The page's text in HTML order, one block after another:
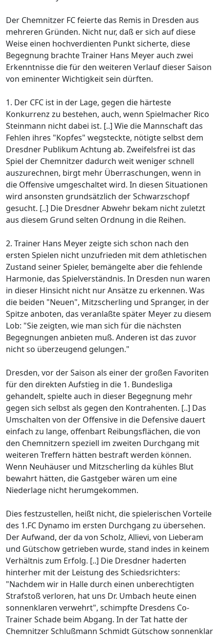
Der Chemnitzer FC feierte das Remis in Dresden aus
mehreren Gründen. Nicht nur, daß er sich auf diese
Weise einen hochverdienten Punkt sicherte, diese
Begegnung brachte Trainer Hans Meyer auch zwei
Erkenntnisse die für den weiteren Verlauf dieser Saison
von eminenter Wichtigkeit sein dürften.
1. Der CFC ist in der Lage, gegen die härteste
Konkurrenz zu bestehen, auch, wenn Spielmacher Rico
Steinmann nicht dabei ist. [..] Wie die Mannschaft das
Fehlen ihres "Kopfes" wegsteckte, nötigte selbst dem
Dresdner Publikum Achtung ab. Zweifelsfrei ist das
Spiel der Chemnitzer dadurch weit weniger schnell
auszurechnen, birgt mehr Überraschungen, wenn in
die Offensive umgeschaltet wird. In diesen Situationen
wird ansonsten grundsätzlich der Schwarzschopf
gesucht. [..] Die Dresdner Abwehr bekam nicht zuletzt
aus diesem Grund selten Ordnung in die Reihen.
2. Trainer Hans Meyer zeigte sich schon nach den
ersten Spielen nicht unzufrieden mit dem athletischen
Zustand seiner Spieler, bemängelte aber die fehlende
Harmonie, das Spielverständnis. In Dresden nun waren
in dieser Hinsicht nicht nur Ansätze zu erkennen. Was
die beiden "Neuen", Mitzscherling und Spranger, in der
Spitze anboten, das veranlaßte später Meyer zu diesem
Lob: "Sie zeigten, wie man sich für die nächsten
Begegnungen anbieten muß. Anderen ist das zuvor
nicht so überzeugend gelungen."
Dresden, vor der Saison als einer der großen Favoriten
für den direkten Aufstieg in die 1. Bundesliga
gehandelt, spielte auch in dieser Begegnung mehr
gegen sich selbst als gegen den Kontrahenten. [..] Das
Umschalten von der Offensive in die Defensive dauert
einfach zu lange, offenbart Reibungsflächen, die von
den Chemnitzern speziell im zweiten Durchgang mit
weiteren Treffern hätten bestraft werden können.
Wenn Neuhäuser und Mitzscherling da kühles Blut
bewahrt hätten, die Gastgeber wären um eine
Niederlage nicht herumgekommen.
Dies festzustellen, heißt nicht, die spielerischen Vorteile
des 1.FC Dynamo im ersten Durchgang zu übersehen.
Der Aufwand, der da von Scholz, Allievi, von Lieberam
und Gütschow getrieben wurde, stand indes in keinem
Verhältnis zum Erfolg. [..] Die Dresdner haderten
hinterher mit der Leistung des Schiedsrichters:
"Nachdem wir in Halle durch einen unberechtigten
Strafstoß verloren, hat uns Dr. Umbach heute einen
sonnenklaren verwehrt", schimpfte Dresdens Co-
Trainer Schade beim Abgang. In der Tat hatte der
Chemnitzer Schlußmann Schmidt Gütschow sonnenklar